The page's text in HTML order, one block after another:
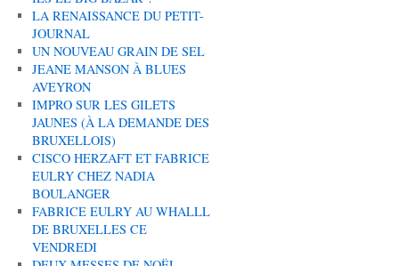
LA RENAISSANCE DU PETIT-
JOURNAL
UN NOUVEAU GRAIN DE SEL
JEANE MANSON À BLUES
AVEYRON
IMPRO SUR LES GILETS
JAUNES (À LA DEMANDE DES
BRUXELLOIS)
CISCO HERZAFT ET FABRICE
EULRY CHEZ NADIA
BOULANGER
FABRICE EULRY AU WHALLL
DE BRUXELLES CE
VENDREDI